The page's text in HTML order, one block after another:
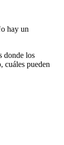
hay un
donde los
cuáles pueden